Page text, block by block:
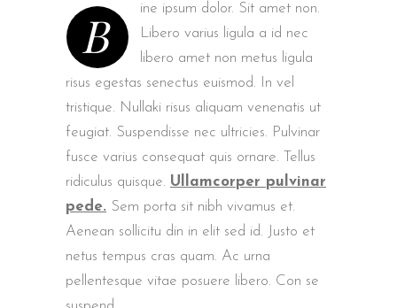
B
ine ipsum dolor. Sit amet non.
Libero varius ligula a id nec
libero amet non metus ligula
risus egestas senectus euismod. In vel
tristique. Nullaki risus aliquam venenatis ut
feugiat. Suspendisse nec ultricies. Pulvinar
fusce varius consequat quis ornare. Tellus
ridiculus quisque. Ullamcorper pulvinar
pede. Sem porta sit nibh vivamus et.
Aenean sollicitu din in elit sed id. Justo et
netus tempus cras quam. Ac urna
pellentesque vitae posuere libero. Con se